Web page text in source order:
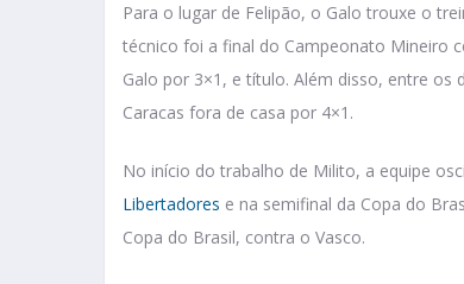
Para o lugar de Felipão, o Galo trouxe o
técnico foi a final do Campeonato Mineiro
Galo por 3×1, e título. Além disso, entre
Caracas fora de casa por 4×1.
No início do trabalho de Milito, a equipe
Libertadores e na semifinal da Copa do
Copa do Brasil, contra o Vasco.